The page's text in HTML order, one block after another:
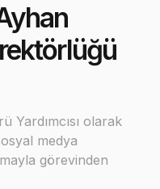
Yardımcısı olarak
medya
görevinden